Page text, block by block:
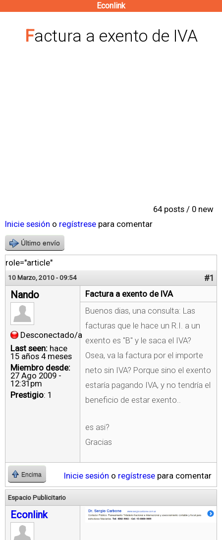
contenido
Econlink
Factura a exento de IVA
64 posts / 0 new
Inicie sesión o regístrese para comentar
Último envío
role="article"
10 Marzo, 2010 - 09:54 #1
Nando
Desconectado/a
Last seen: hace
15 años 4 meses
Miembro desde:
27 Ago 2009 -
12:31pm
Prestigio: 1
Factura a exento de IVA
Buenos dias, una consulta: Las
facturas que le hace un R.I. a un
exento es "B" y le saca el IVA?
Osea, va la factura por el importe
neto sin IVA? Porque sino el exento
estaría pagando IVA, y no tendría el
beneficio de estar exento..
es asi?
Gracias
Encima Inicie sesión o regístrese para comentar
Espacio Publicitario
Econlink